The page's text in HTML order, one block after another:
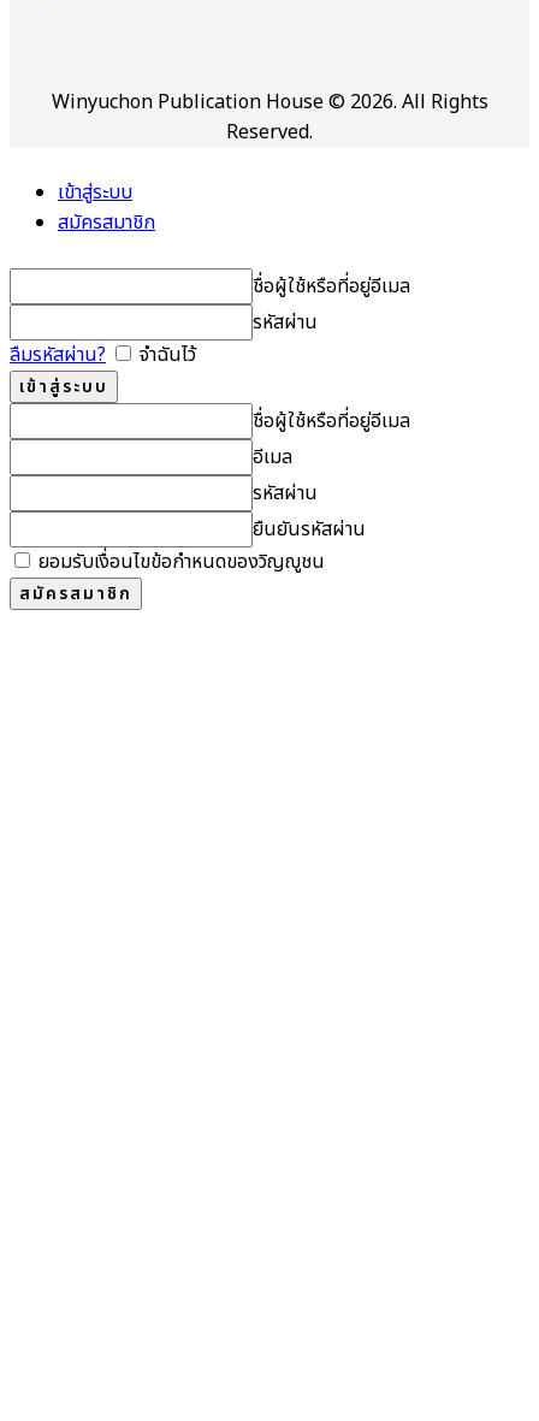
Winyuchon Publication House © 2026. All Rights
Reserved.
เข้าสู่ระบบ
สมัครสมาชิก
ชื่อผู้ใช้หรือที่อยู่อีเมล
รหัสผ่าน
ลืมรหัสผ่าน?
จำฉันไว้
ชื่อผู้ใช้หรือที่อยู่อีเมล
อีเมล
รหัสผ่าน
ยืนยันรหัสผ่าน
ยอมรับเงื่อนไขข้อกำหนดของวิญญูชน